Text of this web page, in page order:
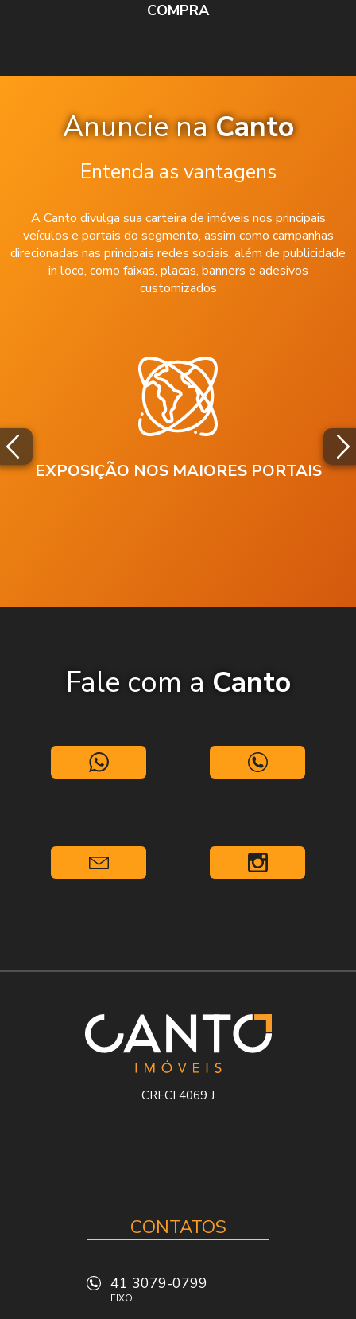
COMPRA
Anuncie naCanto
Entenda as vantagens
A Canto divulga sua carteira de imóveis nos principais
veículos e portais do segmento, assim como campanhas
direcionadas nas principais redes sociais, além de publicidade
in loco, como faixas, placas, banners e adesivos
customizados
EXPOSIÇÃO NOS MAIORES PORTAIS
Fale com a Canto
CRECI 4069 J
CONTATOS
41 3079-0799
FIXO